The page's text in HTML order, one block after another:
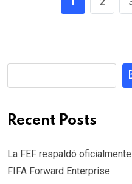
Recent Posts
La FEF respaldó
FIFA Forward Enterprise